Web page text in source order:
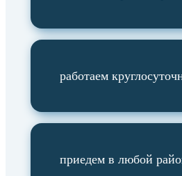
работаем
приедем в любой